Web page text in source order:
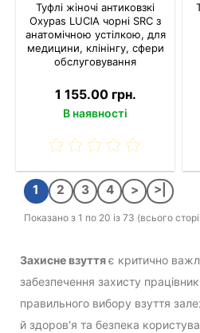
Туфлі жіночі антиковзкі
Oxypas LUCIA чорні SRC з
анатомічною устілкою, для
медицини, клінінгу, сфери
обслуговування
1 155.00 грн.
В наявності
1 2 3 4 > >|
Показано з 1 по 20 із 73 (всього
Захисне взуттяє критично
забезпечення захисту
правильного вибору взуття
й здоров'я та безпека